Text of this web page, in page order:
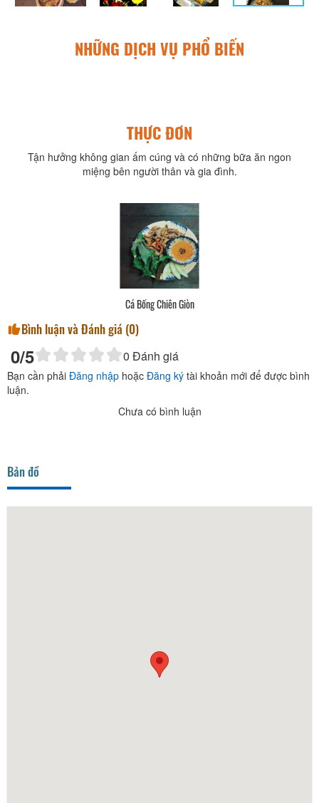
NHỮNG DỊCH VỤ PHỔ BIẾN
THỰC ĐƠN
Tận hưởng không gian ấm cúng và có những bữa ăn ngon
miệng bên người thân và gia đình.
Cá Bống Chiên Giòn
Bình luận và Đánh giá (0)
0/5 0 Đánh giá
Bạn cần phải Đăng nhập hoặc Đăng ký tài khoản mới để được bình
luận.
Chưa có bình luận
Bản đồ